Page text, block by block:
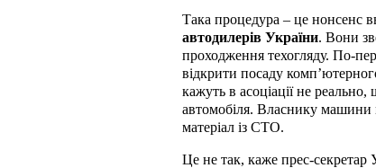
Така процедура – це нонсенс
автодилерів України. Вони
проходження техогляду. По-
відкрити посаду комп’
кажуть в асоціації не
автомобіля. Власнику машини
матеріал із СТО.
Це не так, каже прес-секретар